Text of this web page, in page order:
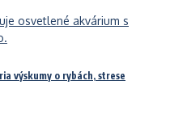
výskumy o rybách, strese